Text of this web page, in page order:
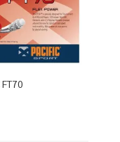
FT70